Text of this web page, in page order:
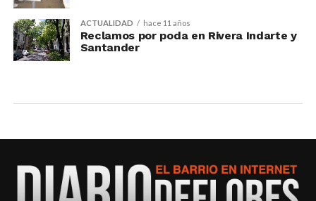
ACTUALIDAD hace 11 años
Reclamos por poda en Rivera Indarte y
Santander